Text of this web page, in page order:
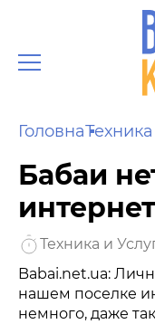
Головна
Бабаи
Техника и
Babai.net.ua:
нашем поселке
немного, даже